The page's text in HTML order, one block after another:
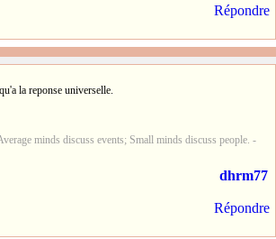
Répondre
la reponse universelle.
minds discuss events; Small minds discuss people. -
dhrm77
Répondre